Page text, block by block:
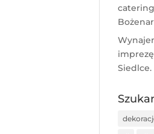
Siedlce.